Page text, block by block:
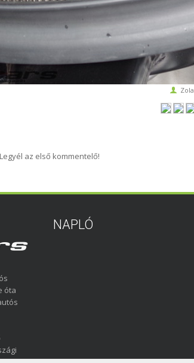
Zola
az első kommentelő!
óta
NAPLÓ